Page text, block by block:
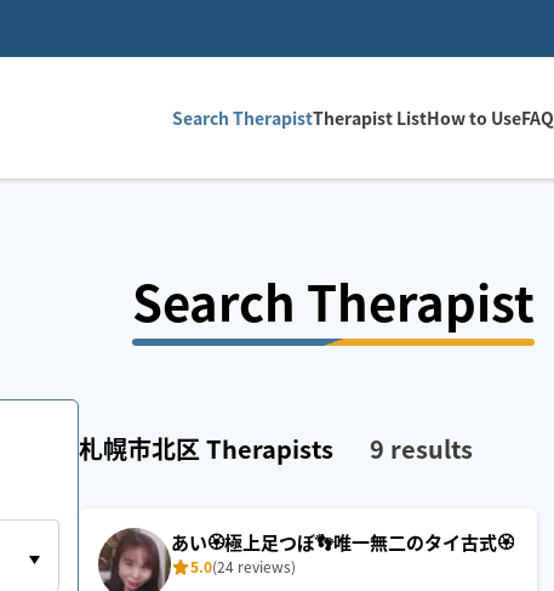
Search TherapistTherapist ListHow to UseFAQ
Search Therapist
札幌市北区 Therapists 9 results
あい🏵極上足つぼ👣唯一無二のタイ古式🏵
5.0(24 reviews)